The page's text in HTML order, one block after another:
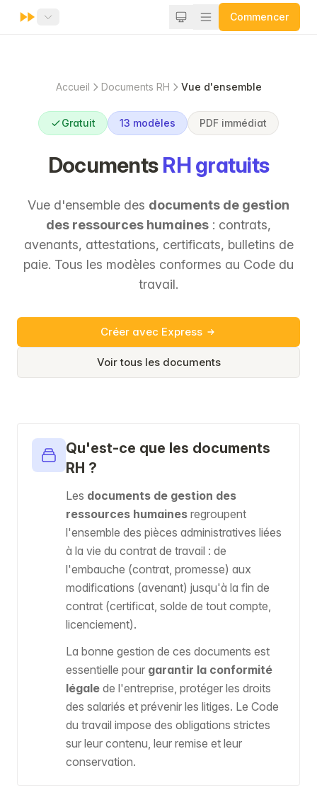
Commencer
Accueil Documents RH Vue d'ensemble
Gratuit 13 modèles PDF immédiat
DocumentsRH gratuits
Vue d'ensemble des documents de gestion
des ressources humaines : contrats,
avenants, attestations, certificats, bulletins de
paie. Tous les modèles conformes au Code du
travail.
Créer avec Express
Voir tous les documents
Qu'est-ce que les documents
RH ?
Les documents de gestion des
ressources humaines regroupent
l'ensemble des pièces administratives liées
à la vie du contrat de travail : de
l'embauche (contrat, promesse) aux
modifications (avenant) jusqu'à la fin de
contrat (certificat, solde de tout compte,
licenciement).
La bonne gestion de ces documents est
essentielle pour garantir la conformité
légale de l'entreprise, protéger les droits
des salariés et prévenir les litiges. Le Code
du travail impose des obligations strictes
sur leur contenu, leur remise et leur
conservation.